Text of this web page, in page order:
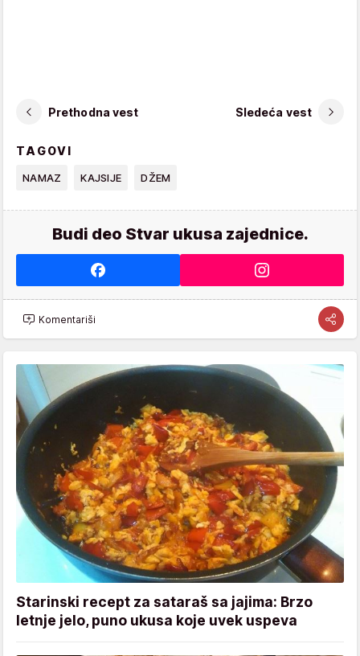
Prethodna vest Sledeća vest
TAGOVI
NAMAZ KAJSIJE DŽEM
Budi deo Stvar ukusa zajednice.
Komentariši
Starinski recept za sataraš sa jajima: Brzo
letnje jelo, puno ukusa koje uvek uspeva